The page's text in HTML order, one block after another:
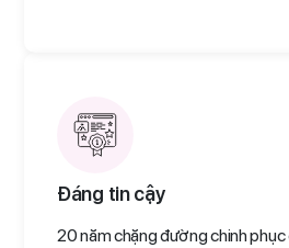
Đáng tin cậy
20 năm chặng đường chinh phục